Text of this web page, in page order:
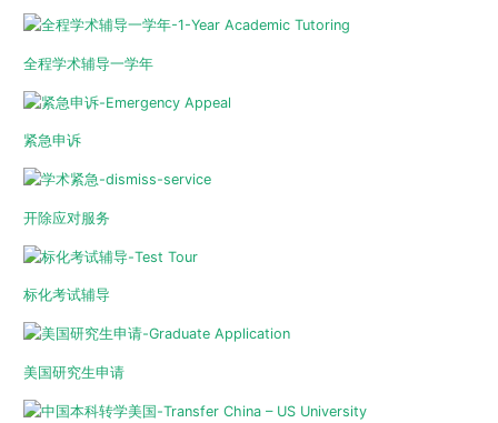
全程学术辅导一学年
紧急申诉
开除应对服务
标化考试辅导
美国研究生申请